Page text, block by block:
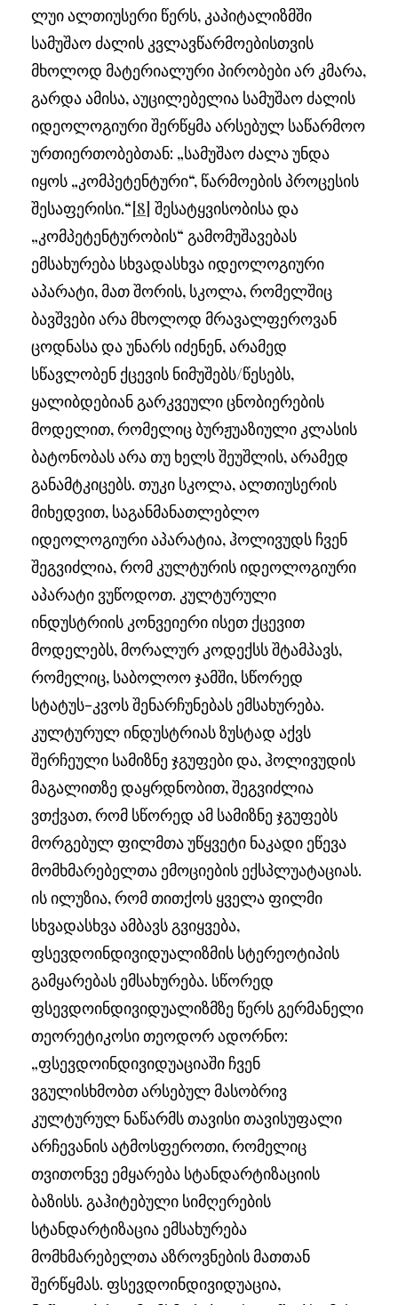
ლუი ალთიუსერი წერს, კაპიტალიზმში
სამუშაო ძალის კვლავწარმოებისთვის
მხოლოდ მატერიალური პირობები არ კმარა,
გარდა ამისა, აუცილებელია სამუშაო ძალის
იდეოლოგიური შერწყმა არსებულ საწარმოო
ურთიერთობებთან: „სამუშაო ძალა უნდა
იყოს „კომპეტენტური“, წარმოების პროცესის
შესაფერისი.“ [8] შესატყვისობისა და
„კომპეტენტურობის“ გამომუშავებას
ემსახურება სხვადასხვა იდეოლოგიური
აპარატი, მათ შორის, სკოლა, რომელშიც
ბავშვები არა მხოლოდ მრავალფეროვან
ცოდნასა და უნარს იძენენ, არამედ
სწავლობენ ქცევის ნიმუშებს/წესებს,
ყალიბდებიან გარკვეული ცნობიერების
მოდელით, რომელიც ბურჟუაზიული კლასის
ბატონობას არა თუ ხელს შეუშლის, არამედ
განამტკიცებს. თუკი სკოლა, ალთიუსერის
მიხედვით, საგანმანათლებლო
იდეოლოგიური აპარატია, ჰოლივუდს ჩვენ
შეგვიძლია, რომ კულტურის იდეოლოგიური
აპარატი ვუწოდოთ. კულტურული
ინდუსტრიის კონვეიერი ისეთ ქცევით
მოდელებს, მორალურ კოდექსს შტამპავს,
რომელიც, საბოლოო ჯამში, სწორედ
სტატუს-კვოს შენარჩუნებას ემსახურება.
კულტურულ ინდუსტრიას ზუსტად აქვს
შერჩეული სამიზნე ჯგუფები და, ჰოლივუდის
მაგალითზე დაყრდნობით, შეგვიძლია
ვთქვათ, რომ სწორედ ამ სამიზნე ჯგუფებს
მორგებულ ფილმთა უწყვეტი ნაკადი ეწევა
მომხმარებელთა ემოციების ექსპლუატაციას.
ის ილუზია, რომ თითქოს ყველა ფილმი
სხვადასხვა ამბავს გვიყვება,
ფსევდოინდივიდუალიზმის სტერეოტიპის
გამყარებას ემსახურება. სწორედ
ფსევდოინდივიდუალიზმზე წერს გერმანელი
თეორეტიკოსი თეოდორ ადორნო:
„ფსევდოინდივიდუაციაში ჩვენ
ვგულისხმობთ არსებულ მასობრივ
კულტურულ ნაწარმს თავისი თავისუფალი
არჩევანის ატმოსფეროთი, რომელიც
თვითონვე ემყარება სტანდარტიზაციის
ბაზისს. გაჰიტებული სიმღერების
სტანდარტიზაცია ემსახურება
მომხმარებელთა აზროვნების მათთან
შერწყმას. ფსევდოინდივიდუაცია,